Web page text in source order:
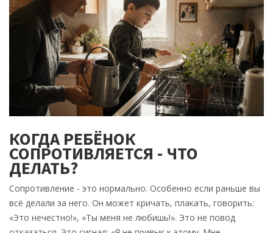
КОГДА РЕБЁНОК
СОПРОТИВЛЯЕТСЯ - ЧТО
ДЕЛАТЬ?
Сопротивление - это нормально. Особенно если раньше вы
всё делали за него. Он может кричать, плакать, говорить:
«Это нечестно!», «Ты меня не любишь!». Это не повод